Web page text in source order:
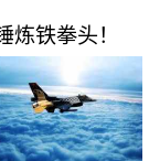
炼铁拳头！